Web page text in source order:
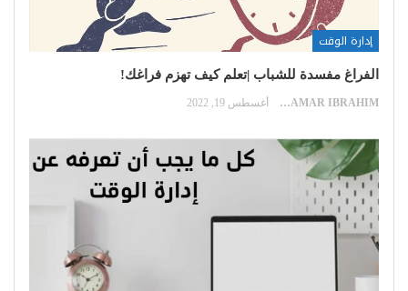
إدارة الوقت
الفراغ مفسدة للشباب |تعلم كيف تهزم فراغك!
SAMAR IBRAHIM أغسطس 19, 2022